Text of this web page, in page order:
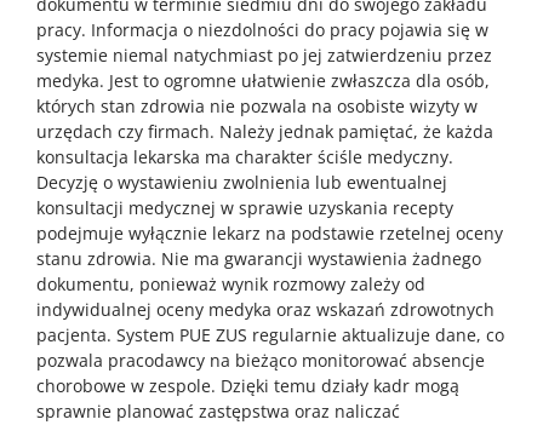
pracy. Informacja o niezdolności do pracy pojawia się w
systemie niemal natychmiast po jej zatwierdzeniu przez
medyka. Jest to ogromne ułatwienie zwłaszcza dla osób,
których stan zdrowia nie pozwala na osobiste wizyty w
urzędach czy firmach. Należy jednak pamiętać, że każda
konsultacja lekarska ma charakter ściśle medyczny.
Decyzję o wystawieniu zwolnienia lub ewentualnej
konsultacji medycznej w sprawie uzyskania recepty
podejmuje wyłącznie lekarz na podstawie rzetelnej oceny
stanu zdrowia. Nie ma gwarancji wystawienia żadnego
dokumentu, ponieważ wynik rozmowy zależy od
indywidualnej oceny medyka oraz wskazań zdrowotnych
pacjenta. System PUE ZUS regularnie aktualizuje dane, co
pozwala pracodawcy na bieżąco monitorować absencje
chorobowe w zespole. Dzięki temu działy kadr mogą
sprawnie planować zastępstwa oraz naliczać